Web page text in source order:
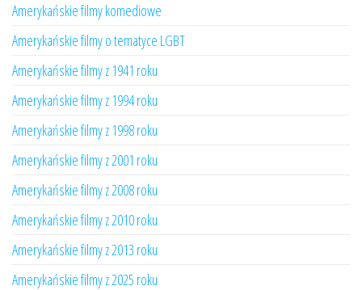
Amerykańskie filmy komediowe
Amerykańskie filmy o tematyce LGBT
Amerykańskie filmy z 1941 roku
Amerykańskie filmy z 1994 roku
Amerykańskie filmy z 1998 roku
Amerykańskie filmy z 2001 roku
Amerykańskie filmy z 2008 roku
Amerykańskie filmy z 2010 roku
Amerykańskie filmy z 2013 roku
Amerykańskie filmy z 2025 roku